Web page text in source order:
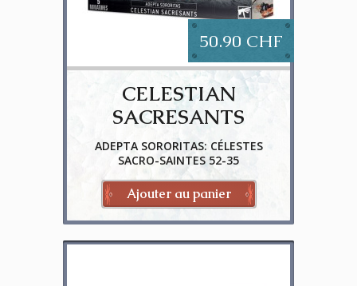
50.90 CHF
CELESTIAN
SACRESANTS
ADEPTA SORORITAS: CÉLESTES
SACRO-SAINTES 52-35
Ajouter au panier